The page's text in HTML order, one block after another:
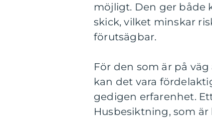
möjligt. Den ger både
skick, vilket minskar
förutsägbar.
För den som är på
kan det vara
gedigen erfarenhet.
Husbesiktning, som